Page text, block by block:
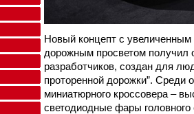
Новый концепт с
дорожным просветом получил
разработчиков, создан для
проторенной дорожки”. Среди
миниатюрного кроссовера –
светодиодные фары